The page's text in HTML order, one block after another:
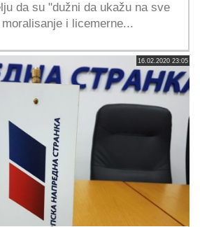
da su "dužni da ukažu na sve
i licemerne...
16.02.2020 23:05